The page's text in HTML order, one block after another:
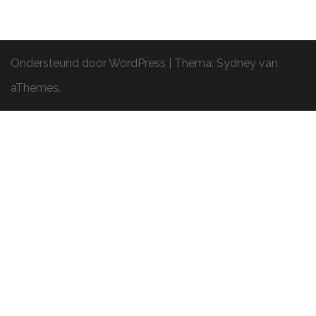
Ondersteund door WordPress Thema: Sydney van
aThemes.